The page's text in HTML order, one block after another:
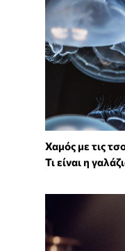
Χαμός με τις
Τι είναι η